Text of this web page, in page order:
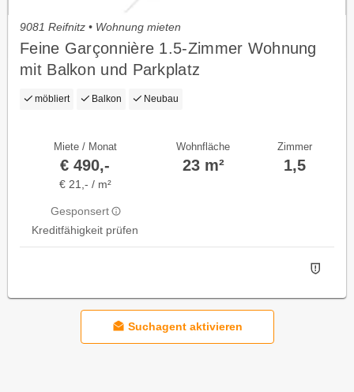
9081 Reifnitz • Wohnung mieten
Feine Garçonnière 1.5-Zimmer Wohnung
mit Balkon und Parkplatz
möbliert Balkon Neubau
Miete / Monat
€ 490,-
€ 21,- / m²
Gesponsert
Kreditfähigkeit prüfen
Wohnfläche
23 m²
Zimmer
1,5
Suchagent aktivieren